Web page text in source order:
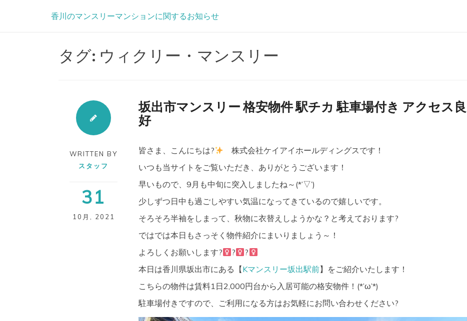
香川のマンスリーマンションに関するお知らせ
タグ: ウィクリー・マンスリー
WRITTEN BY
スタッフ
31
10月 , 2021
坂出市マンスリー 格安物件 駅チカ 駐車場付き アクセス良
好
皆さま、こんにちは?
株式会社ケイアイホールディングスです！
いつも当サイトをご覧いただき、ありがとうございます！
早いもので、9月も中旬に突入しましたね～(*’▽’)
少しずつ日中も過ごしやすい気温になってきているので嬉しいです。
そろそろ半袖をしまって、秋物に衣替えしようかな？と考えております?
ではでは本日もさっそく物件紹介にまいりましょう～！
よろしくお願いします?‍
?‍
?‍
本日は香川県坂出市にある【Kマンスリー坂出駅前】をご紹介いたします！
こちらの物件は賃料1日2,000円台から入居可能の格安物件！(*’ω’*)
駐車場付きですので、ご利用になる方はお気軽にお問い合わせください?